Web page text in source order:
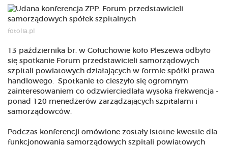
fotolia.pl
13 października br. w Gołuchowie koło Pleszewa odbyło
się spotkanie Forum przedstawicieli samorządowych
szpitali powiatowych działających w formie spółki prawa
handlowego. Spotkanie to cieszyło się ogromnym
zainteresowaniem co odzwierciedlała wysoka frekwencja -
ponad 120 menedżerów zarządzających szpitalami i
samorządowców.
Podczas konferencji omówione zostały istotne kwestie dla
funkcjonowania samorządowych szpitali powiatowych